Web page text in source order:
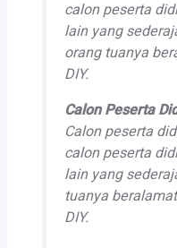
calon peserta
lain yang
orang tuanya
DIY.
Calon Peserta
Calon peserta
calon peserta
lain yang
tuanya
DIY.